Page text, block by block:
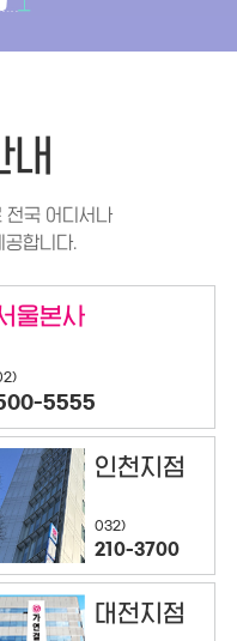
내
전국 어디서나
공합니다.
울본사
5555
인천지점
032)
210-3700
대전지점